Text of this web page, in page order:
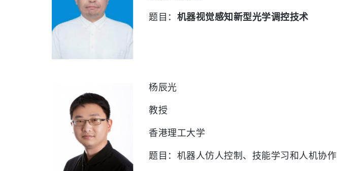
题目： 机器视觉感知新型光学调控技术
杨辰光
教授
香港理工大学
题目：机器人仿人控制、技能学习和人机协作